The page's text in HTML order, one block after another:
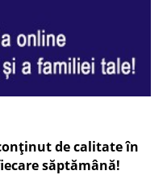
de calitate în
săptămână!